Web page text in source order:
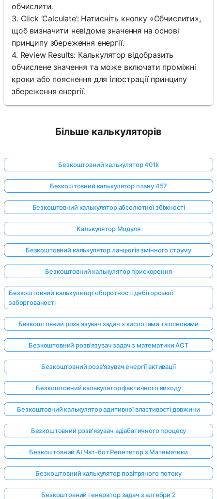
обчислити.
3. Click ‘Calculate’: Натисніть кнопку «Обчислити»,
щоб визначити невідоме значення на основі
принципу збереження енергії.
4. Review Results: Калькулятор відобразить
обчислене значення та може включати проміжні
кроки або пояснення для ілюстрації принципу
збереження енергії.
Більше калькуляторів
Безкоштовний калькулятор 401k
Безкоштовний калькулятор плану 457
Безкоштовний калькулятор абсолютної збіжності
Калькулятор Модуля
Безкоштовний калькулятор ланцюгів змінного струму
Безкоштовний калькулятор прискорення
Безкоштовний калькулятор оборотності дебіторської
заборгованості
Безкоштовний розв'язувач задач з кислотами та основами
Безкоштовний розв'язувач задач з математики ACT
Безкоштовний розв'язувач енергії активації
Безкоштовний калькулятор фактичного виходу
Безкоштовний калькулятор адитивної властивості довжини
Безкоштовний розв'язувач адіабатичного процесу
Безкоштовний AI Чат-бот Репетитор з Математики
Безкоштовний калькулятор повітряного потоку
Безкоштовний генератор задач з алгебри 2